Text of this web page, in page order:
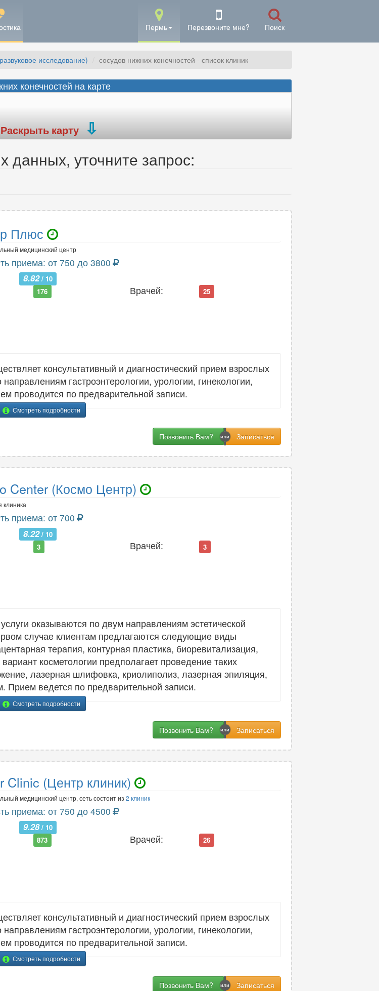
Пермь Перезвоните мне? Поиск
исследование) сосудов нижних конечностей - список клиник
конечностей на карте
Раскрыть карту
данных, уточните запрос:
Плюс
медицинский центр
приема: от 750 до 3800
8.82/ 10
176 Врачей: 25
консультативный и диагностический прием взрослых
гастроэнтерологии, урологии, гинекологии,
проводится по предварительной записи.
Смотреть подробности
Позвонить Вам?
Center (Космо Центр)
клиника
приема: от 700
8.22/ 10
3 Врачей: 3
оказываются по двум направлениям эстетической
случае клиентам предлагаются следующие виды
терапия, контурная пластика, биоревитализация,
косметологии предполагает проведение таких
лазерная шлифовка, криолиполиз, лазерная эпиляция,
ведется по предварительной записи.
Смотреть подробности
Позвонить Вам?
Clinic (Центр клиник)
медицинский центр, сеть состоит из 2 клиник
приема: от 750 до 4500
9.28/ 10
873 Врачей: 26
консультативный и диагностический прием взрослых
гастроэнтерологии, урологии, гинекологии,
проводится по предварительной записи.
Смотреть подробности
Позвонить Вам?